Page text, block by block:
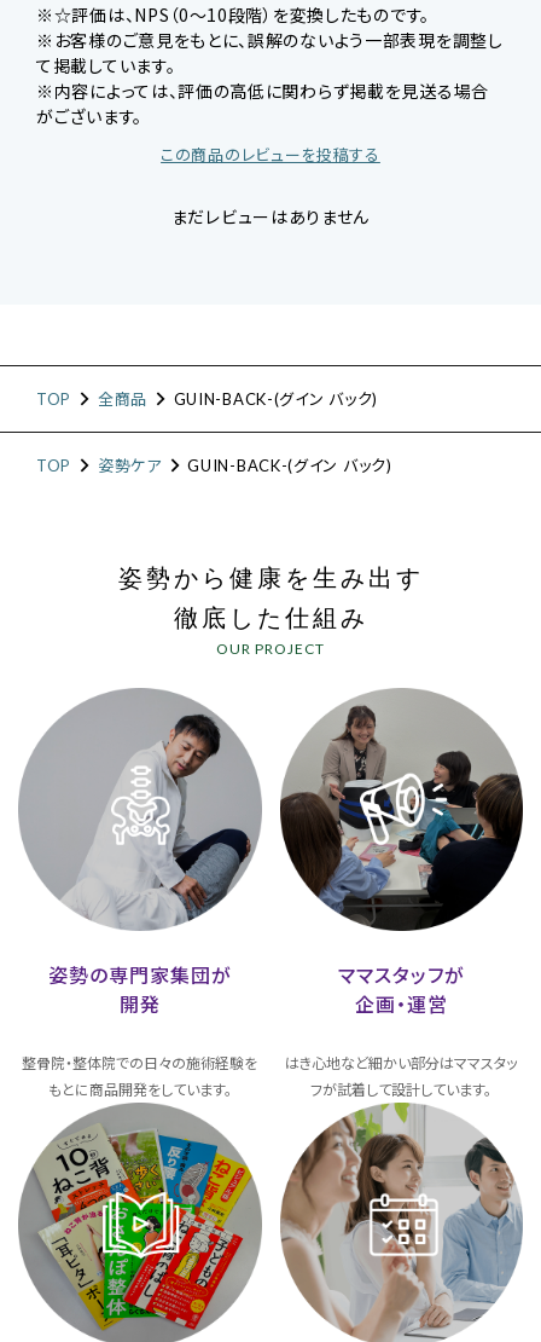
※☆評価は、NPS（0～10段階）を変換したものです。
※お客様のご意見をもとに、誤解のないよう一部表現を調整し
て掲載しています。
※内容によっては、評価の高低に関わらず掲載を見送る場合
がございます。
この商品のレビューを投稿する
まだレビューはありません
TOP 全商品 GUIN-BACK-(グイン バック)
TOP 姿勢ケア GUIN-BACK-(グイン バック)
姿勢から健康を生み出す
徹底した仕組み
OUR PROJECT
姿勢の専門家集団が
開発
整骨院・整体院での日々の施術経験を
もとに商品開発をしています。
ママスタッフが
企画・運営
はき心地など細かい部分はママスタッ
フが試着して設計しています。